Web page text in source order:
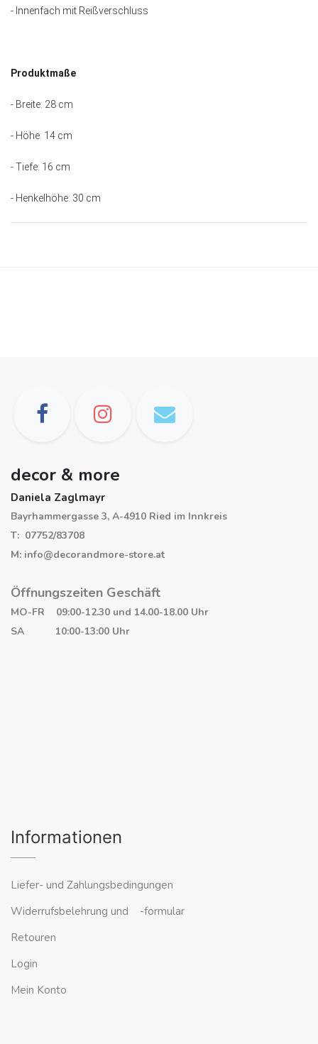
- Innenfach mit Reißverschluss
Produktmaße
- Breite: 28 cm
- Höhe: 14 cm
- Tiefe: 16 cm
- Henkelhöhe: 30 cm
decor & more
Daniela Zaglmayr
Bayrhammergasse 3, A-4910 Ried im Innkreis
T: 07752/83708
M: info@decorandmore-store.at
Öffnungszeiten Geschäft
MO-FR 09:00-12.30 und 14.00-18.00 Uhr
SA 10:00-13:00 Uhr
Informationen
Liefer- und Zahlungsbedingungen
Widerrufsbelehrung und -formular
Retouren
Login
Mein Konto